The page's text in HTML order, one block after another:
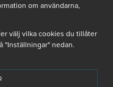
Sally integritetspolicy
till våra nyhetsbrev.
om användarna,
välj vilka cookies du tillåter
"Inställningar" nedan.